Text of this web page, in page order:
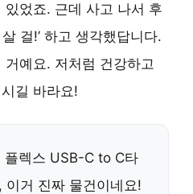
었죠. 근데 사고 나서 후
걸!’ 하고 생각했답니다.
예요. 저처럼 건강하고
길 바라요!
플렉스 USB-C to C타
이거 진짜 물건이네요!